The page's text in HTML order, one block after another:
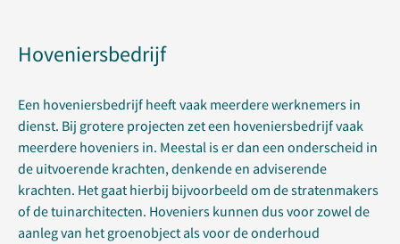
Hoveniersbedrijf
Een hoveniersbedrijf heeft vaak meerdere werknemers in
dienst. Bij grotere projecten zet een hoveniersbedrijf vaak
meerdere hoveniers in. Meestal is er dan een onderscheid in
de uitvoerende krachten, denkende en adviserende
krachten. Het gaat hierbij bijvoorbeeld om de stratenmakers
of de tuinarchitecten. Hoveniers kunnen dus voor zowel de
aanleg van het groenobject als voor de onderhoud